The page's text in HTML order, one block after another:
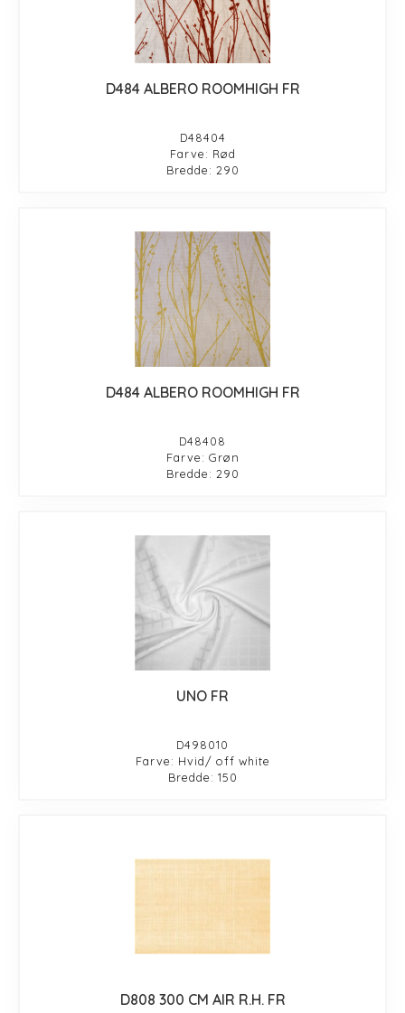
D484 ALBERO ROOMHIGH FR
D48404
Farve: Rød
Bredde: 290
D484 ALBERO ROOMHIGH FR
D48408
Farve: Grøn
Bredde: 290
UNO FR
D498010
Farve: Hvid/ off white
Bredde: 150
D808 300 CM AIR R.H. FR